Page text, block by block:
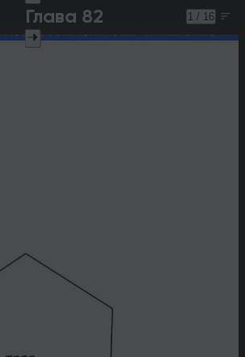
Глава 82 1 / 16